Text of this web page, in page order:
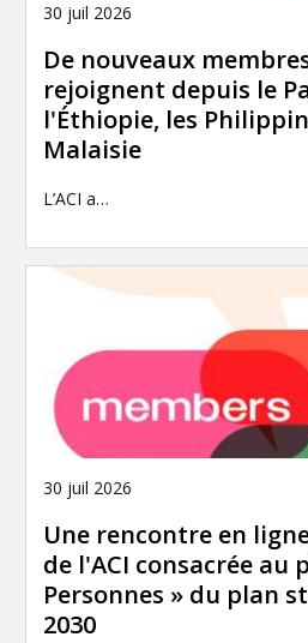
30 juil 2026
De nouveaux
rejoignent depuis le
l'Éthiopie, les
Malaisie
L’ACI a…
30 juil 2026
Une rencontre en
de l'ACI consacrée au
Personnes » du plan
2030